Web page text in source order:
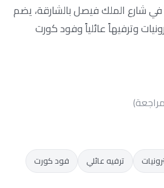
شارع الملك فيصل بالشارقة، يضم
وترفيهاً عائلياً وفود كورت
ترفيه عائلي فود كورت